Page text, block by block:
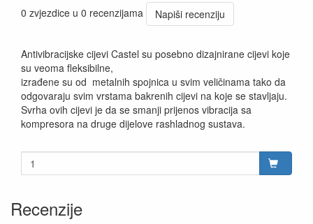
0 zvjezdice u 0 recenzijama
Napiši recenziju
Antivibracijske cijevi Castel su posebno dizajnirane cijevi koje
su veoma fleksibilne,
izrađene su od metalnih spojnica u svim veličinama tako da
odgovaraju svim vrstama bakrenih cijevi na koje se stavljaju.
Svrha ovih cijevi je da se smanji prijenos vibracija sa
kompresora na druge dijelove rashladnog sustava.
Recenzije